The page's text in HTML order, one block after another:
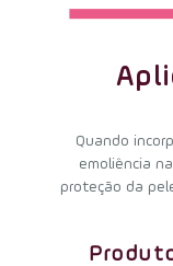
Quando
emoliência
proteção da